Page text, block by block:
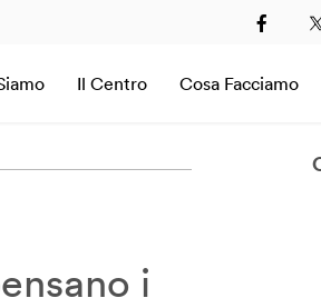
Il Centro Cosa Facciamo
2019
i